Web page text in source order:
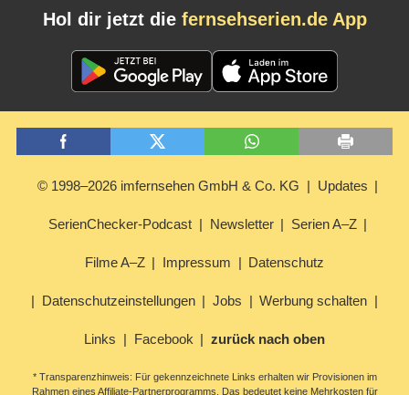
Hol dir jetzt die fernsehserien.de App
© 1998–2026 imfernsehen GmbH & Co. KG Updates
SerienChecker-Podcast Newsletter Serien A–Z
Filme A–Z Impressum Datenschutz
Datenschutzeinstellungen Jobs Werbung schalten
Links Facebook zurück nach oben
* Transparenzhinweis: Für gekennzeichnete Links erhalten wir Provisionen im
Rahmen eines Affiliate-Partnerprogramms. Das bedeutet keine Mehrkosten für